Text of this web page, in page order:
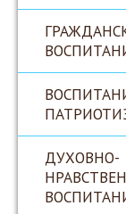
ДУХОВНО-